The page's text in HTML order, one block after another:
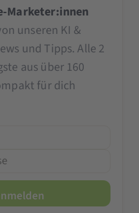
Marketer:innen
unseren KI &
und Tipps. Alle 2
aus über 160
für dich